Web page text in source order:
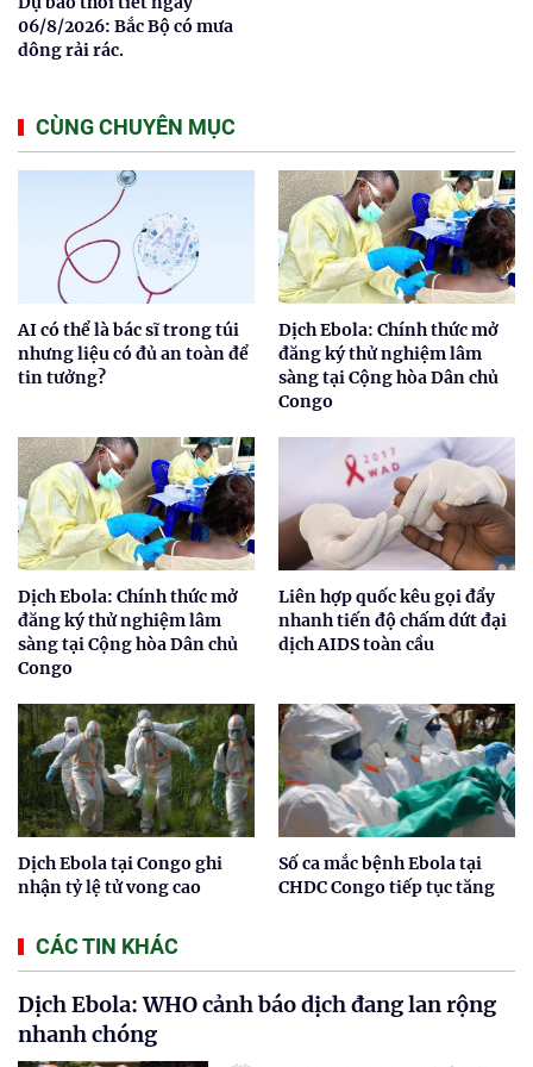
06/8/2026: Bắc Bộ có mưa
dông rải rác.
CÙNG CHUYÊN MỤC
AI có thể là bác sĩ trong túi
nhưng liệu có đủ an toàn để
tin tưởng?
Dịch Ebola: Chính thức mở
đăng ký thử nghiệm lâm
sàng tại Cộng hòa Dân chủ
Congo
Dịch Ebola: Chính thức mở
đăng ký thử nghiệm lâm
sàng tại Cộng hòa Dân chủ
Congo
Liên hợp quốc kêu gọi đẩy
nhanh tiến độ chấm dứt đại
dịch AIDS toàn cầu
Dịch Ebola tại Congo ghi
nhận tỷ lệ tử vong cao
Số ca mắc bệnh Ebola tại
CHDC Congo tiếp tục tăng
CÁC TIN KHÁC
Dịch Ebola: WHO cảnh báo dịch đang lan rộng
nhanh chóng